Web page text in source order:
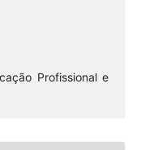
Profissional e